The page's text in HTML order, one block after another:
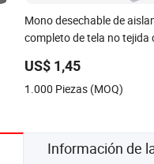
Mono desechable de
completo de tela no tejida
la granja
US$ 1,45
1.000 Piezas (MOQ)
Información de